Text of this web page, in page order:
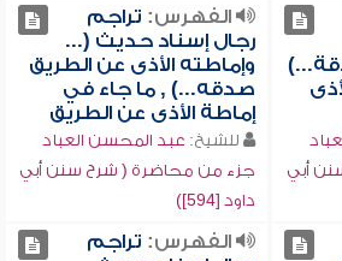
أبي
الفهرس: تراجم
رجال إسناد حديث (...
وإماطته الأذى عن الطريق
صدقه...) , ما جاء في
إماطة الأذى عن الطريق
للشيخ: عبد المحسن العباد
جزء من محاضرة ( شرح سنن أبي
داود [594])
الفهرس: تراجم